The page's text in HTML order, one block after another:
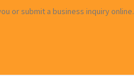
or submit a business inquiry online.